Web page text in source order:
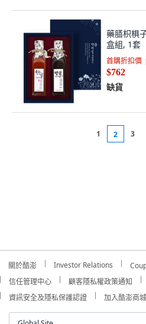
藥膳枳椇
盒組, 1套
首購折扣價
$762
缺貨
1 2 3
關於酷澎 Investor Relations
信任管理中心
顧客隱私權政策通知
資訊安全及隱私保護認證
加入酷澎商城